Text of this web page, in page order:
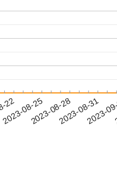
22
2023-08-252023-08-282023-08-31
2023-